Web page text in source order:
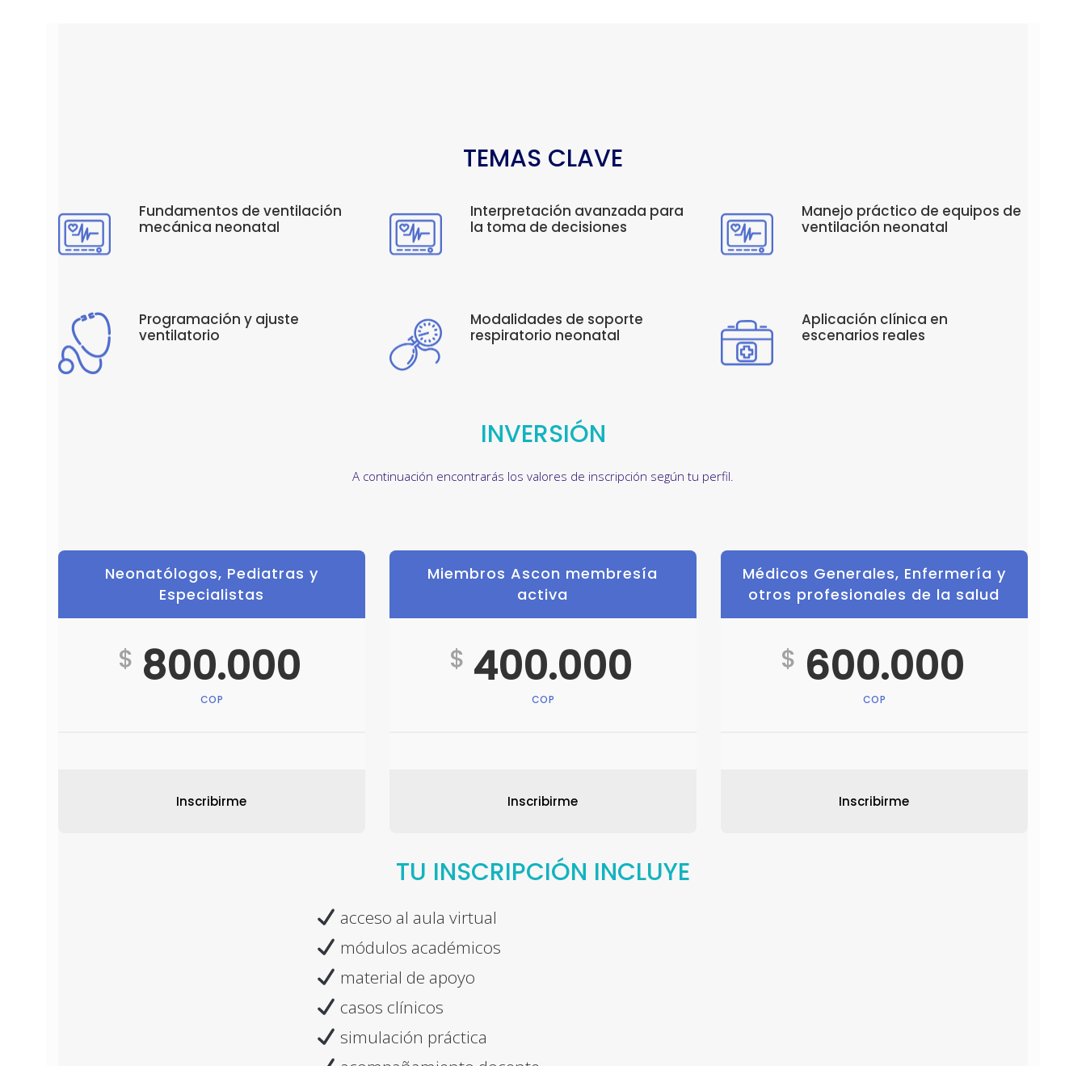
TEMAS CLAVE
Fundamentos de ventilación
mecánica neonatal
Programación y ajuste
ventilatorio
Interpretación avanzada para
la toma de decisiones
Modalidades de soporte
respiratorio neonatal
Manejo práctico de equipos de
ventilación neonatal
Aplicación clínica en
escenarios reales
INVERSIÓN
A continuación encontrarás los valores de inscripción según tu perfil.
Neonatólogos, Pediatras y
Especialistas
$ 800.000
COP
Inscribirme
Miembros Ascon membresía
activa
$ 400.000
COP
Inscribirme
Médicos Generales, Enfermería y
otros profesionales de la salud
$ 600.000
COP
Inscribirme
TU INSCRIPCIÓN INCLUYE
acceso al aula virtual
módulos académicos
material de apoyo
casos clínicos
simulación práctica